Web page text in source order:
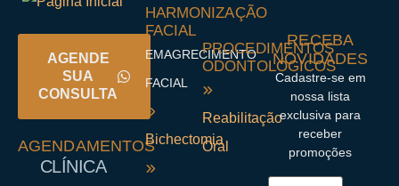
AGENDE
SUA
CONSULTA
AGENDAMENTOS
CLÍNICA
HARMONIZAÇÃO
FACIAL
EMAGRECIMENTO
FACIAL
Bichectomia
PROCEDIMENTOS
ODONTOLÓGICOS
Reabilitação
Oral
RECEBA
NOVIDADES
Cadastre-se em
nossa lista
exclusiva para
receber
promoções